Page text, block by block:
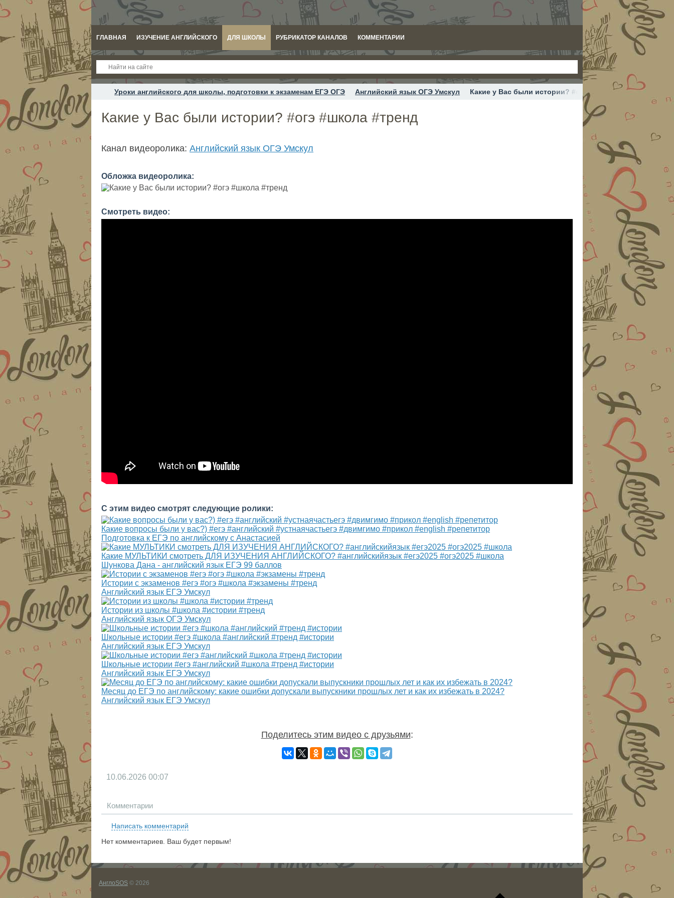
ГЛАВНАЯ ИЗУЧЕНИЕ АНГЛИЙСКОГО ДЛЯ ШКОЛЫ РУБРИКАТОР КАНАЛОВ КОММЕНТАРИИ
Уроки английского для школы, подготовки к экзаменам ЕГЭ ОГЭ Английский язык ОГЭ Умскул Какие у Вас были истории? #огэ #школа #тренд
Какие у Вас были истории? #огэ #школа #тренд
Канал видеоролика: Английский язык ОГЭ Умскул
Обложка видеоролика:
Смотреть видео:
С этим видео смотрят следующие ролики:
Какие вопросы были у вас?) #егэ #английский #устнаячастьегэ #двимгимо #прикол #english #репетитор
Подготовка к ЕГЭ по английскому с Анастасией
Какие МУЛЬТИКИ смотреть ДЛЯ ИЗУЧЕНИЯ АНГЛИЙСКОГО? #английскийязык #егэ2025 #огэ2025 #школа
Шункова Дана - английский язык ЕГЭ 99 баллов
Истории с экзаменов #егэ #огэ #школа #экзамены #тренд
Английский язык ЕГЭ Умскул
Истории из школы #школа #истории #тренд
Английский язык ОГЭ Умскул
Школьные истории #егэ #школа #английский #тренд #истории
Английский язык ЕГЭ Умскул
Школьные истории #егэ #английский #школа #тренд #истории
Английский язык ЕГЭ Умскул
Месяц до ЕГЭ по английскому: какие ошибки допускали выпускники прошлых лет и как их избежать в 2024?
Английский язык ЕГЭ Умскул
Поделитесь этим видео с друзьями:
10.06.2026 00:07
Комментарии
Написать комментарий
Нет комментариев. Ваш будет первым!
АнглоSOS © 2026